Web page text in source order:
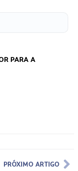
PARA A
PRÓXIMO ARTIGO